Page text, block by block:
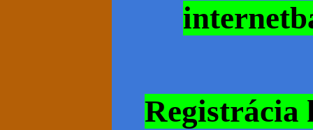
Registrácia